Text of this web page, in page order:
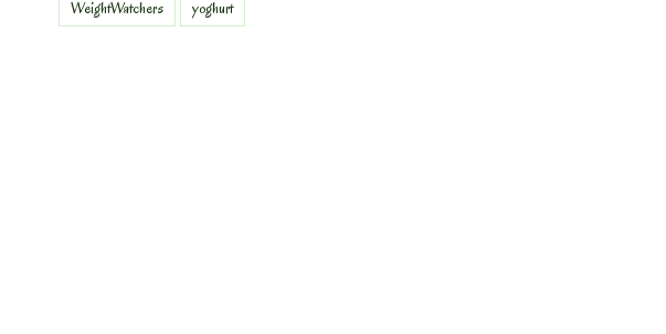
WeightWatchers
yoghurt